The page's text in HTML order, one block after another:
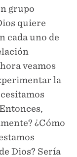
grupo
quiere
cada uno de
veamos
la
¿Cómo
Dios? Sería